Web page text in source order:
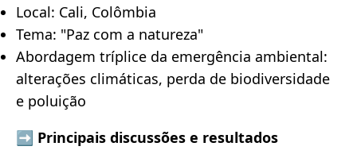
Local: Cali, Colômbia
Tema: "Paz com a natureza"
Abordagem tríplice da emergência ambiental:
alterações climáticas, perda de biodiversidade
e poluição
➡️ Principais discussões e resultados